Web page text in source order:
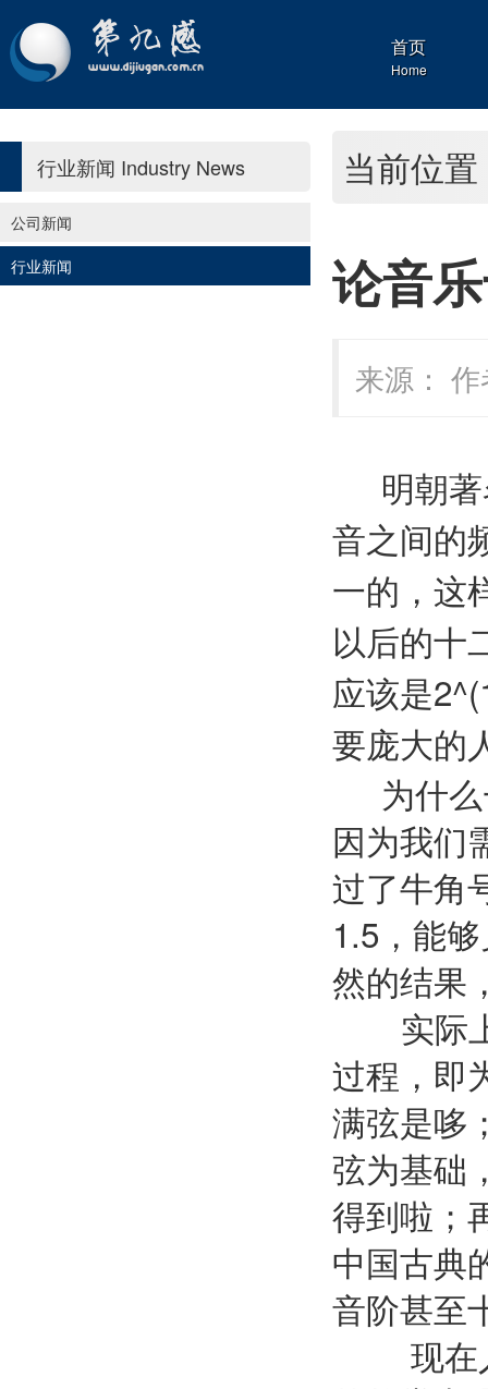
首页
Home
行业新闻 Industry News
公司新闻
行业新闻
当前位
论音
来源：
明朝著
音之间的
一的，这
以后的十
应该是
要庞大的
为什么
因为我们
过了牛角
1.5，能
然的结果
实际上
过程，即
满弦是哆
弦为基础
得到啦；
中国古典
音阶甚至
现在人